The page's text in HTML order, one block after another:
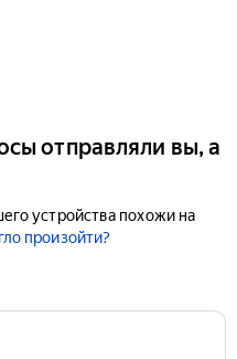
отправляли вы, а
устройства похожи на
произойти?